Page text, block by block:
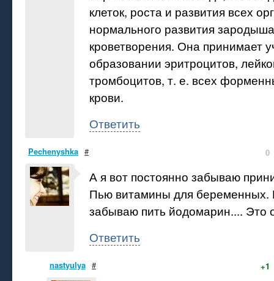
клеток, роста и развития всех
нормального развития
кроветворения. Она принимает
образовании эритроцитов,
тромбоцитов, т. е. всех
крови.
Ответить
Pechenyshka # 0
А я вот постоянно забываю
Пью витамины для
забываю пить йодомарин.... Это
Ответить
nastyulya # +1